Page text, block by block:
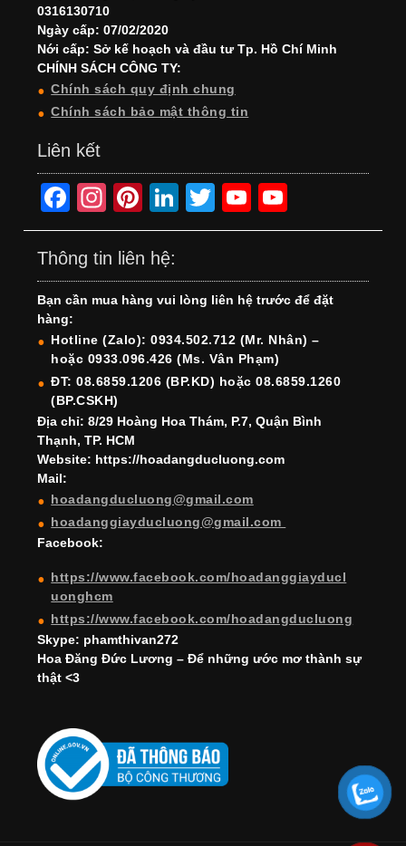
0316130710
Ngày cấp: 07/02/2020
Nới cấp: Sở kế hoạch và đầu tư Tp. Hồ Chí Minh
CHÍNH SÁCH CÔNG TY:
Chính sách quy định chung
Chính sách bảo mật thông tin
Liên kết
F
a
c
e
b
o
o
k
In
st
a
gr
a
m
Pi
nt
er
e
st
Li
n
e
dI
n
T
wi
er
Y
o
T
u
b
e
o
T
u
b
e
h
Thông tin liên hệ:
Bạn cần mua hàng vui lòng liên hệ trước để đặt
hàng:
Hotline (Zalo): 0934.502.712 (Mr. Nhân) –
hoặc 0933.096.426 (Ms. Vân Phạm)
ĐT: 08.6859.1206 (BP.KD) hoặc 08.6859.1260
(BP.CSKH)
Địa chỉ: 8/29 Hoàng Hoa Thám, P.7, Quận Bình
Thạnh, TP. HCM
Website: https://hoadangducluong.com
Mail:
hoadangducluong@gmail.com
hoadanggiayducluong@gmail.com
Facebook:
https://www.facebook.com/hoadanggiayducl
uonghcm
https://www.facebook.com/hoadangducluong
Skype: phamthivan272
Hoa Đăng Đức Lương – Để những ước mơ thành sự
thật <3